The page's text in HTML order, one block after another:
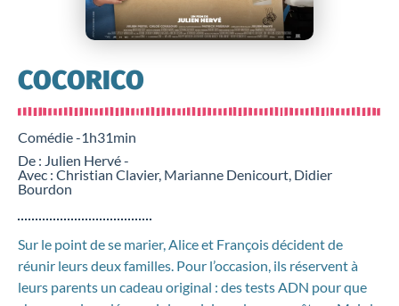
COCORICO
Comédie -1h31min
De : Julien Hervé -
Avec : Christian Clavier, Marianne Denicourt, Didier
Bourdon
Sur le point de se marier, Alice et François décident de
réunir leurs deux familles. Pour l’occasion, ils réservent à
leurs parents un cadeau original : des tests ADN pour que